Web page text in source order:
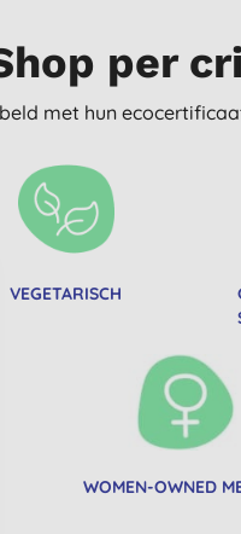
per
met hun
VEGETARISCH
WOMEN-OWNED